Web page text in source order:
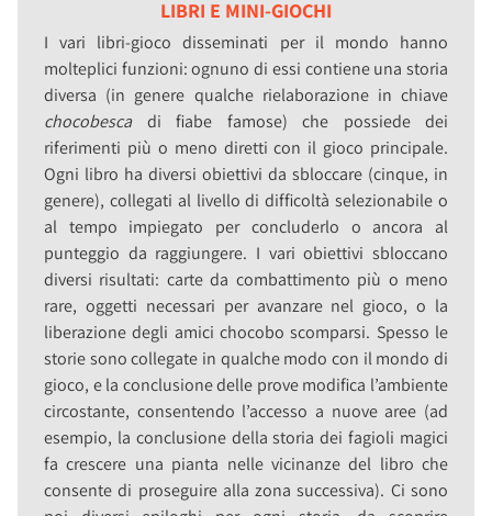
LIBRI E MINI-GIOCHI
I vari libri-gioco disseminati per il mondo hanno
molteplici funzioni: ognuno di essi contiene una storia
diversa (in genere qualche rielaborazione in chiave
chocobescadi fiabe famose) che possiede dei
riferimenti più o meno diretti con il gioco principale.
Ogni libro ha diversi obiettivi da sbloccare (cinque, in
genere), collegati al livello di difficoltà selezionabile o
al tempo impiegato per concluderlo o ancora al
punteggio da raggiungere. I vari obiettivi sbloccano
diversi risultati: carte da combattimento più o meno
rare, oggetti necessari per avanzare nel gioco, o la
liberazione degli amici chocobo scomparsi. Spesso le
storie sono collegate in qualche modo con il mondo di
gioco, e la conclusione delle prove modifica l’ambiente
circostante, consentendo l’accesso a nuove aree (ad
esempio, la conclusione della storia dei fagioli magici
fa crescere una pianta nelle vicinanze del libro che
consente di proseguire alla zona successiva). Ci sono